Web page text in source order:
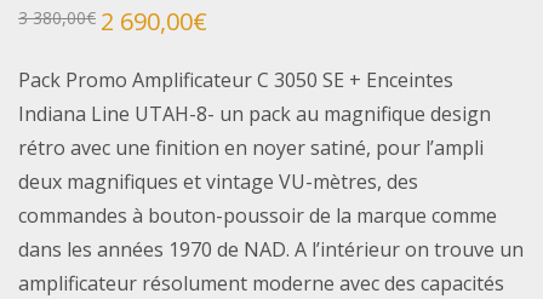
3 380,00€ Le
prix
était :
3
380,00€.
2 690,00€
2
Pack Promo Amplificateur C 3050 SE + Enceintes
Indiana Line UTAH-8- un pack au magnifique design
rétro avec une finition en noyer satiné, pour l’ampli
deux magnifiques et vintage VU-mètres, des
commandes à bouton-poussoir de la marque comme
dans les années 1970 de NAD. A l’intérieur on trouve un
amplificateur résolument moderne avec des capacités